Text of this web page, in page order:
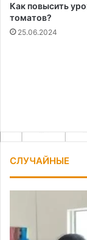
Как повысить
томатов?
25.06.2024
СЛУЧАЙНЫЕ
для